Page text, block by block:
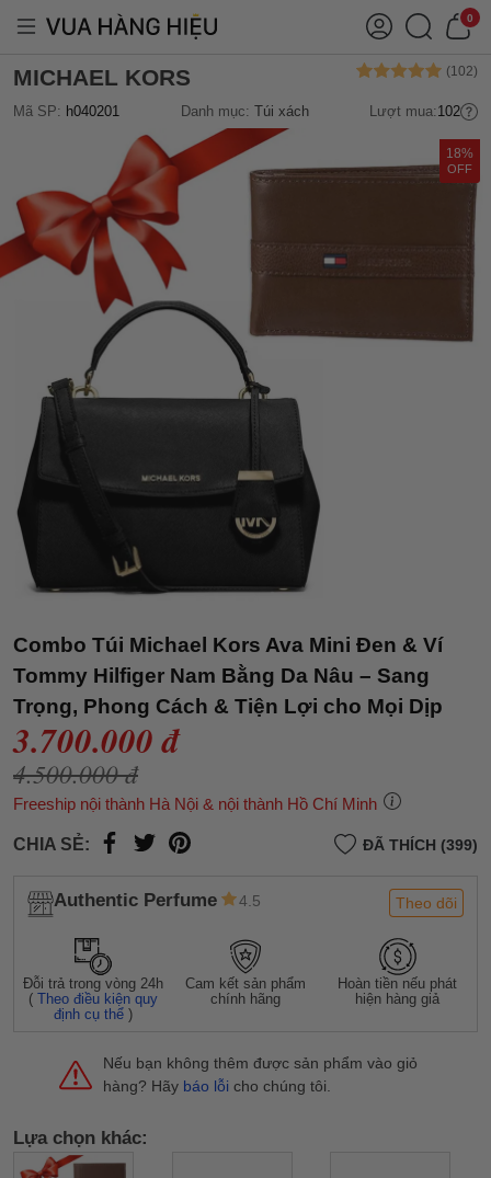
0
MICHAEL KORS
Mã SP: h040201 Danh mục: Túi xách Lượt mua:102
18%
OFF
Combo Túi Michael Kors Ava Mini Đen & Ví
Tommy Hilfiger Nam Bằng Da Nâu – Sang
Trọng, Phong Cách & Tiện Lợi cho Mọi Dịp
3.700.000 đ
4.500.000 đ
Freeship nội thành Hà Nội & nội thành Hồ Chí Minh
CHIA SẺ: ĐÃ THÍCH (399)
Authentic Perfume 4.5 Theo dõi
Đỗi trả trong vòng 24h
(Theo điều kiện quy
định cụ thể )
Cam kết sản phẩm
chính hãng
Hoàn tiền nếu phát
hiện hàng giả
Nếu bạn không thêm được sản phẩm vào giỏ
hàng? Hãy báo lỗi cho chúng tôi.
Lựa chọn khác: